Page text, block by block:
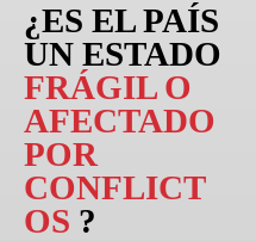
¿ES EL PAÍS
UN ESTADO
FRÁGIL O
AFECTADO
POR
CONFLICT
OS ?